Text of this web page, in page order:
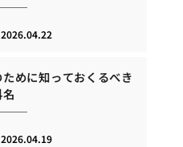
2026.04.22
めに知っておくるべき
2026.04.19